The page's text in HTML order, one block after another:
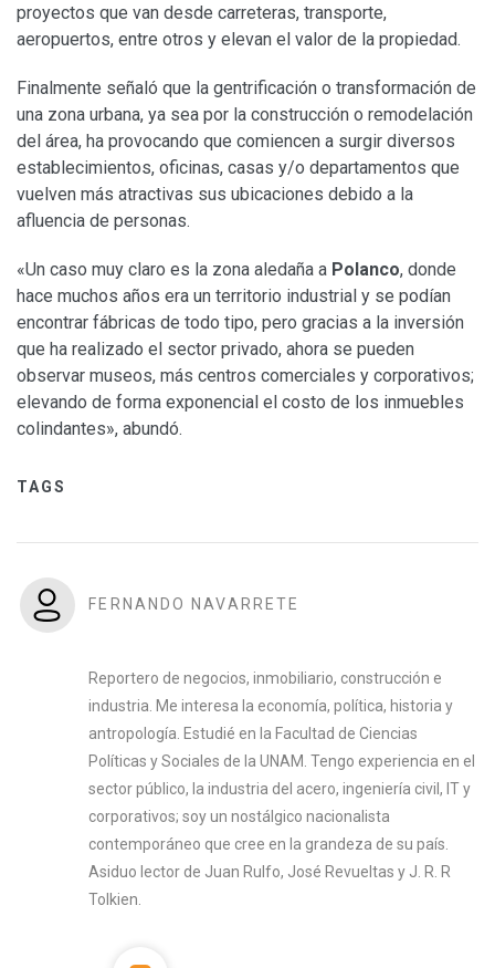
proyectos que van desde carreteras, transporte,
aeropuertos, entre otros y elevan el valor de la propiedad.
Finalmente señaló que la gentrificación o transformación de
una zona urbana, ya sea por la construcción o remodelación
del área, ha provocando que comiencen a surgir diversos
establecimientos, oficinas, casas y/o departamentos que
vuelven más atractivas sus ubicaciones debido a la
afluencia de personas.
«Un caso muy claro es la zona aledaña a Polanco, donde
hace muchos años era un territorio industrial y se podían
encontrar fábricas de todo tipo, pero gracias a la inversión
que ha realizado el sector privado, ahora se pueden
observar museos, más centros comerciales y corporativos;
elevando de forma exponencial el costo de los inmuebles
colindantes», abundó.
TAGS
FERNANDO NAVARRETE
Reportero de negocios, inmobiliario, construcción e
industria. Me interesa la economía, política, historia y
antropología. Estudié en la Facultad de Ciencias
Políticas y Sociales de la UNAM. Tengo experiencia en el
sector público, la industria del acero, ingeniería civil, IT y
corporativos; soy un nostálgico nacionalista
contemporáneo que cree en la grandeza de su país.
Asiduo lector de Juan Rulfo, José Revueltas y J. R. R
Tolkien.